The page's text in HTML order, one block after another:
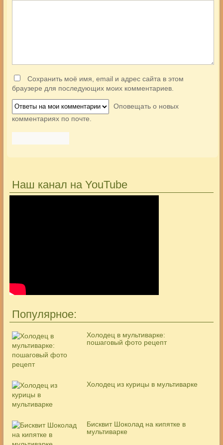
Сохранить моё имя, email и адрес сайта в этом
браузере для последующих моих комментариев.
Оповещать о новых
комментариях по почте.
Наш канал на YouTube
Популярное:
Холодец в мультиварке:
пошаговый фото рецепт
Холодец из курицы в мультиварке
Бисквит Шоколад на кипятке в
мультиварке